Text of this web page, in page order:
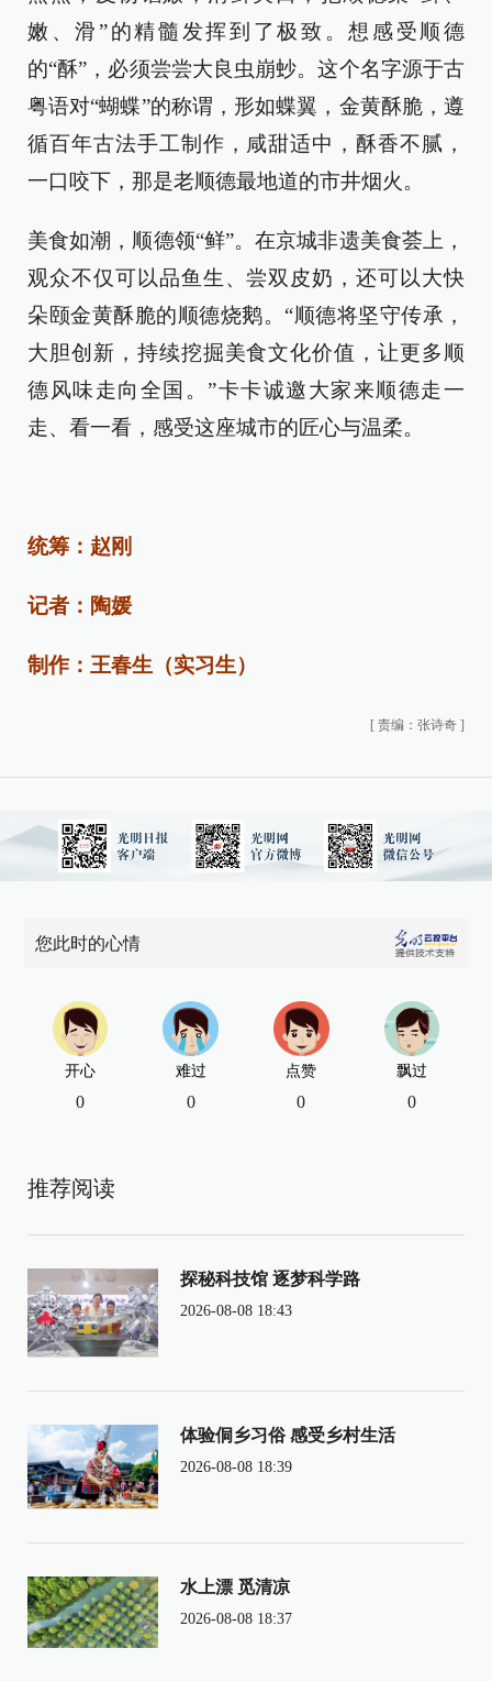
嫩、滑”的精髓发挥到了极致。想感受顺德
的“酥”，必须尝尝大良虫崩䖢。这个名字源于古
粤语对“蝴蝶”的称谓，形如蝶翼，金黄酥脆，遵
循百年古法手工制作，咸甜适中，酥香不腻，
一口咬下，那是老顺德最地道的市井烟火。
美食如潮，顺德领“鲜”。在京城非遗美食荟上，
观众不仅可以品鱼生、尝双皮奶，还可以大快
朵颐金黄酥脆的顺德烧鹅。“顺德将坚守传承，
大胆创新，持续挖掘美食文化价值，让更多顺
德风味走向全国。”卡卡诚邀大家来顺德走一
走、看一看，感受这座城市的匠心与温柔。
统筹：赵刚
记者：陶媛
制作：王春生（实习生）
[ 责编：张诗奇 ]
您此时的心情
开心
0
难过
0
点赞
0
飘过
0
推荐阅读
探秘科技馆 逐梦科学路
2026-08-08 18:43
体验侗乡习俗 感受乡村生活
2026-08-08 18:39
水上漂 觅清凉
2026-08-08 18:37